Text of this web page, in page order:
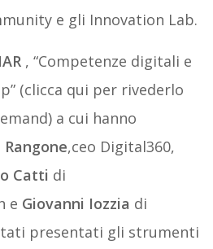
e gli Innovation Lab.
, “Competenze digitali e
(clicca qui per rivederlo
a cui hanno
,ceo Digital360,
Catti di
e Giovanni Iozzia di
presentati gli strumenti